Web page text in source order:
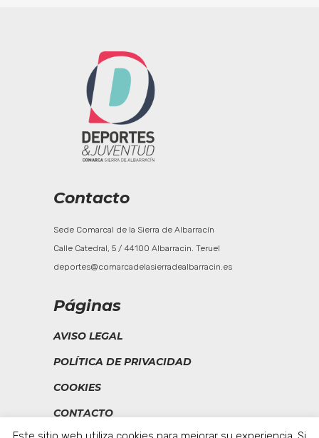
Contacto
Sede Comarcal de la Sierra de Albarracín
Calle Catedral, 5 / 44100 Albarracin. Teruel
deportes@comarcadelasierradealbarracin.es
Páginas
AVISO LEGAL
POLÍTICA DE PRIVACIDAD
COOKIES
CONTACTO